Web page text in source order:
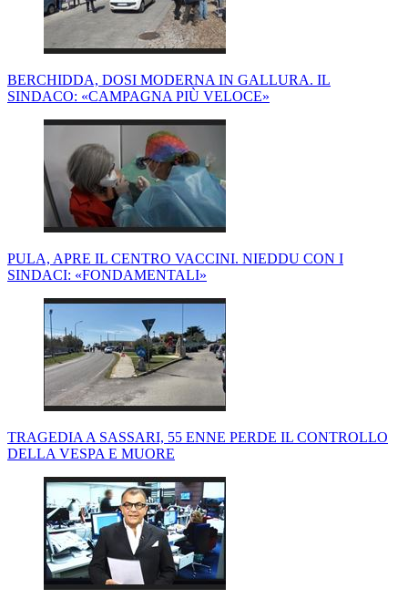
BERCHIDDA, DOSI MODERNA IN GALLURA. IL
SINDACO: «CAMPAGNA PIÙ VELOCE»
PULA, APRE IL CENTRO VACCINI. NIEDDU CON I
SINDACI: «FONDAMENTALI»
TRAGEDIA A SASSARI, 55 ENNE PERDE IL CONTROLLO
DELLA VESPA E MUORE